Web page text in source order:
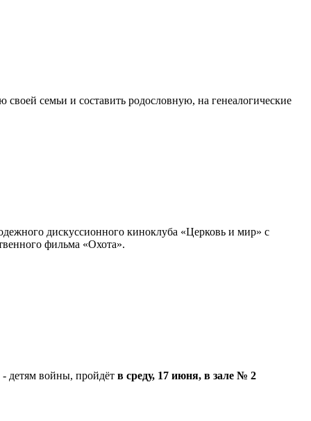
своей семьи и составить родословную, на генеалогические
дискуссионного киноклуба «Церковь и мир» с
фильма «Охота».
детям войны, пройдёт в среду, 17 июня, в зале № 2